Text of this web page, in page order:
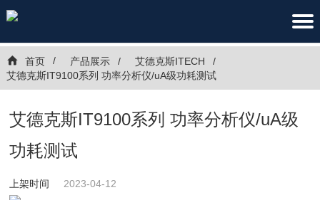
首页 产品展示
艾德克斯ITECH
艾德克斯IT9100系列 功率分析仪/uA级功耗测试
艾德克斯IT9100系列 功率分析仪/uA级
功耗测试
上架时间 2023-04-12